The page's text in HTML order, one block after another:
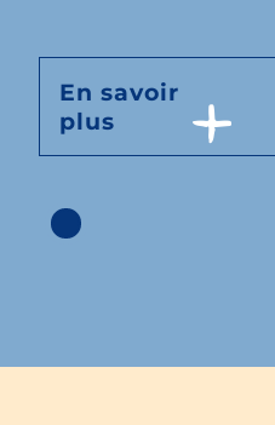
En savoir
plus